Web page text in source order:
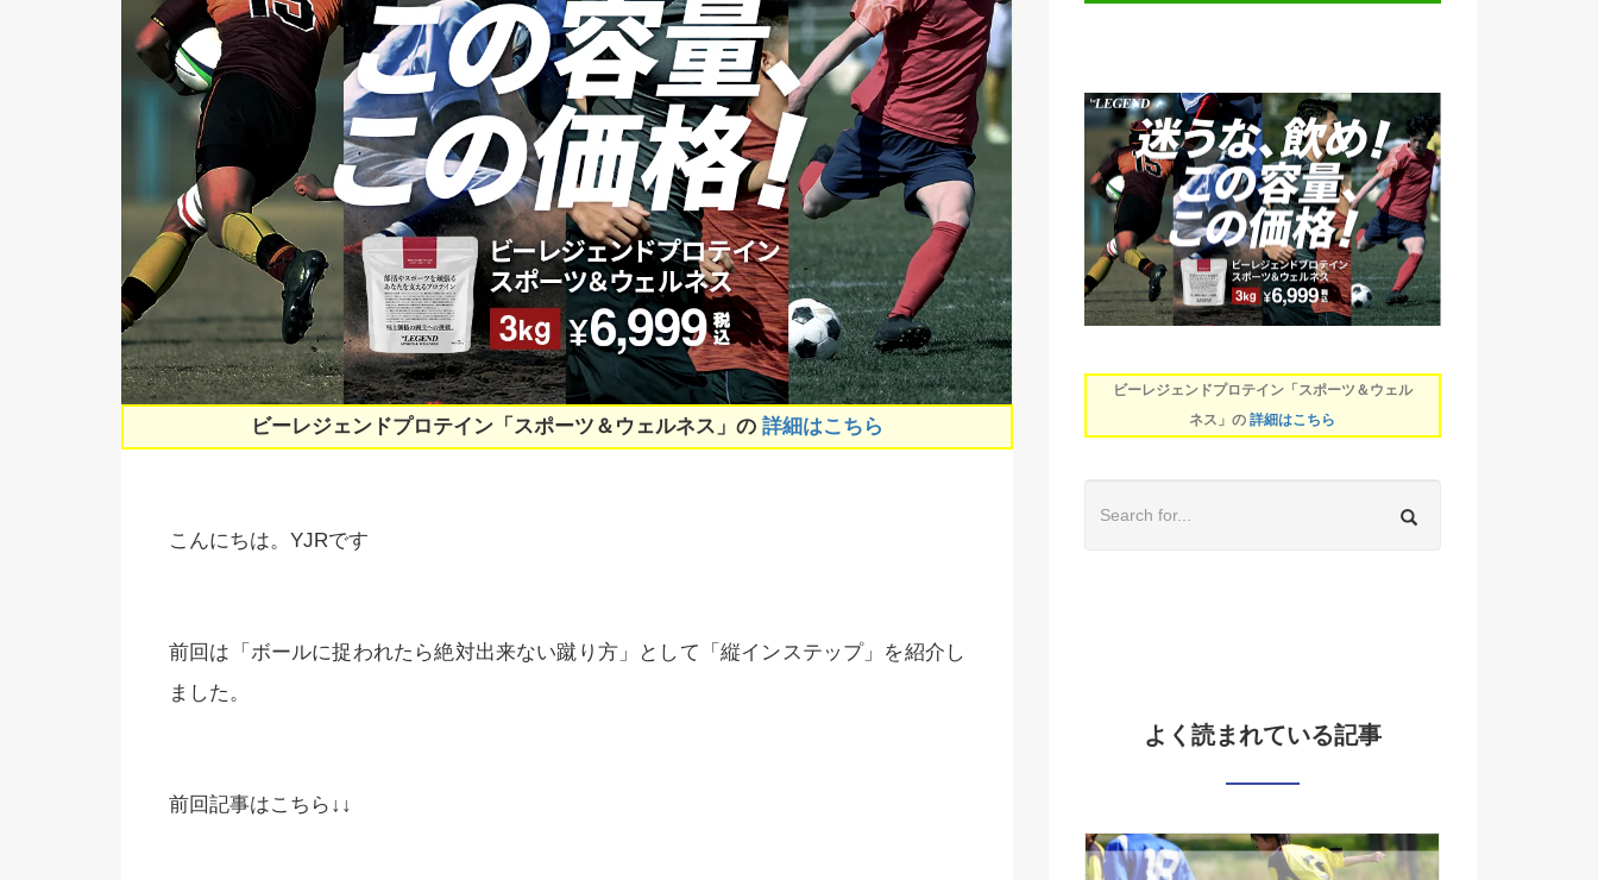
ビーレジェンドプロテイン「スポーツ＆ウェルネス」の 詳細はこちら
こんにちは。YJRです
前回は「ボールに捉われたら絶対出来ない蹴り方」として「縦インステップ」を紹介し
ました。
前回記事はこちら↓↓
ビーレジェンドプロテイン「スポーツ＆ウェル
ネス」の詳細はこちら
よく読まれている記事